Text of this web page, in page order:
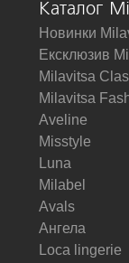
Каталог
Новинки
Ексклюзив
Milavitsa
Milavitsa
Aveline
Misstyle
Luna
Milabel
Avals
Ангела
Loca lingerie